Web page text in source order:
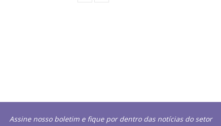
Assine nosso boletim e fique por dentro das notícias do setor